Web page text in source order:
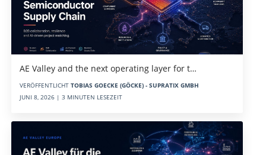
AE Valley and the next operating layer for t…
VERÖFFENTLICHT TOBIAS GOECKE (GÖCKE) - SUPRATIX GMBH
JUNI 8, 2026 | 3 MINUTEN LESEZEIT